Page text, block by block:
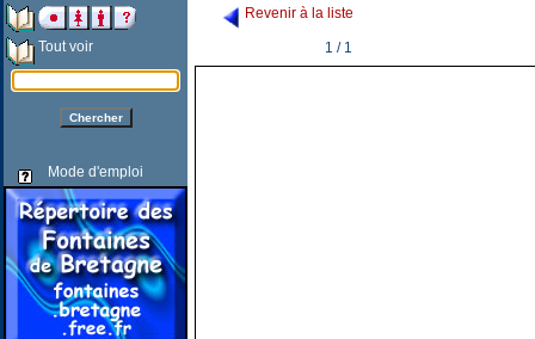
Tout voir
Mode d'emploi
Revenir à la liste
1 / 1